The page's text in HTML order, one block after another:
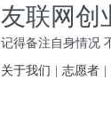
友联网创
记得备注自身情况
关于我们 志愿者